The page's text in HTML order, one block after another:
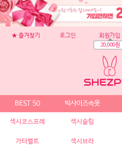
★ 즐겨찾기 로그인 회원가입
20,000원
BEST 50 빅사이즈속옷
섹시코스프레 섹시슬립
가터벨트 섹시브라